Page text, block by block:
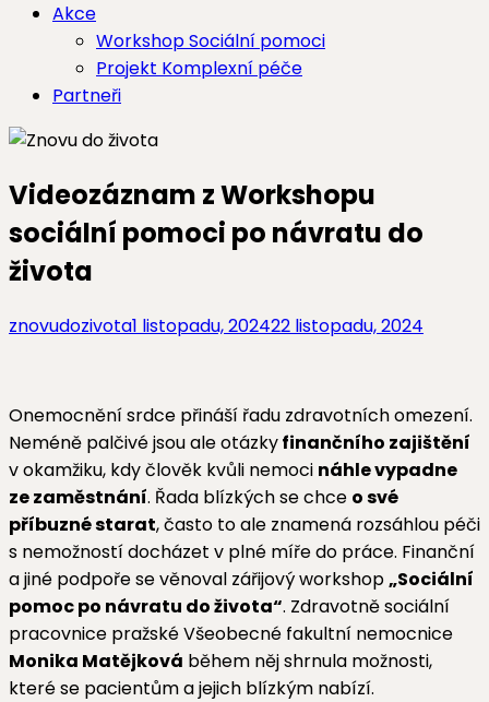
Akce
Workshop Sociální pomoci
Projekt Komplexní péče
Partneři
Videozáznam z Workshopu
sociální pomoci po návratu do
života
znovudozivota1 listopadu, 202422 listopadu, 2024
Onemocnění srdce přináší řadu zdravotních omezení.
Neméně palčivé jsou ale otázkyfinančního zajištění
v okamžiku, kdy člověk kvůli nemoci náhle vypadne
ze zaměstnání. Řada blízkých se chce o své
příbuzné starat, často to ale znamená rozsáhlou péči
s nemožností docházet v plné míře do práce. Finanční
a jiné podpoře se věnoval zářijový workshop„Sociální
pomoc po návratu do života“. Zdravotně sociální
pracovnice pražské Všeobecné fakultní nemocnice
Monika Matějková během něj shrnula možnosti,
které se pacientům a jejich blízkým nabízí.